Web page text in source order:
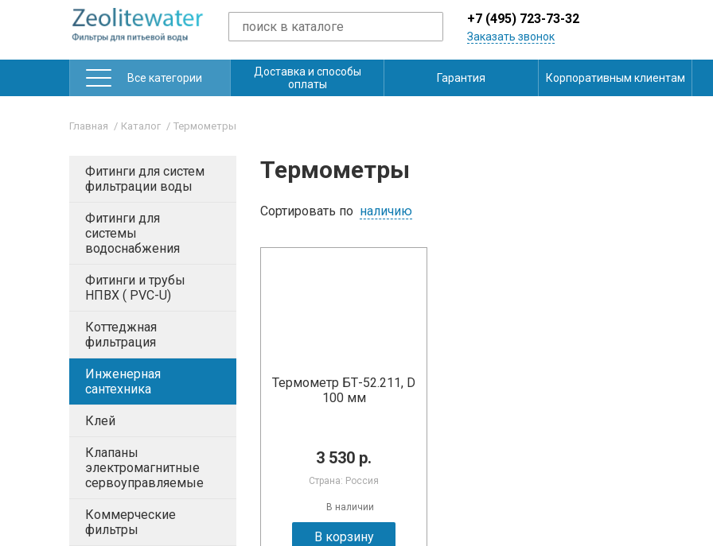
+7 (495) 723-73-32
Заказать звонок
Все категории
Доставка и способы
оплаты
Гарантия Корпоративным клиентам
Главная Каталог Термометры
Фитинги для систем
фильтрации воды
Фитинги для
системы
водоснабжения
Фитинги и трубы
НПВХ ( PVC-U)
Коттеджная
фильтрация
Инженерная
сантехника
Клей
Клапаны
электромагнитные
сервоуправляемые
Коммерческие
фильтры
Термометры
Сортировать по наличию
Термометр БТ-52.211, D
100 мм
3 530 р.
Страна: Россия
В наличии
В корзину